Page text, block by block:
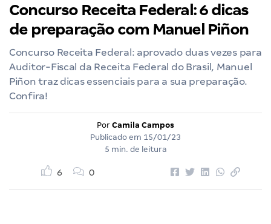
Concurso Receita Federal: 6 dicas
de preparação com Manuel Piñon
Concurso Receita Federal: aprovado duas vezes para
Auditor-Fiscal da Receita Federal do Brasil, Manuel
Piñon traz dicas essenciais para a sua preparação.
Confira!
Por Camila Campos
Publicado em 15/01/23
5 min. de leitura
6 0